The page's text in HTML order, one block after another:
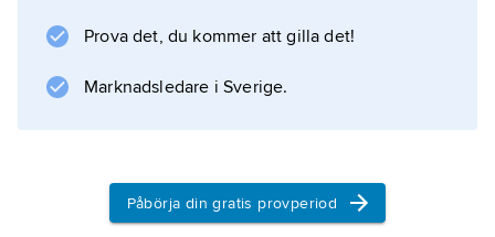
Information om artikeln
Prova det, du kommer att gilla det!
Marknadsledare i Sverige.
Påbörja din gratis provperiod